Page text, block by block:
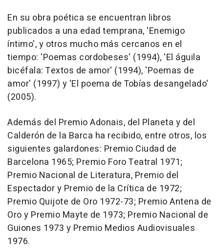
En su obra poética se encuentran libros
publicados a una edad temprana, 'Enemigo
íntimo', y otros mucho más cercanos en el
tiempo: 'Poemas cordobeses' (1994), 'El águila
bicéfala: Textos de amor' (1994), 'Poemas de
amor' (1997) y 'El poema de Tobías desangelado'
(2005).
Además del Premio Adonais, del Planeta y del
Calderón de la Barca ha recibido, entre otros, los
siguientes galardones: Premio Ciudad de
Barcelona 1965; Premio Foro Teatral 1971;
Premio Nacional de Literatura, Premio del
Espectador y Premio de la Crítica de 1972;
Premio Quijote de Oro 1972-73; Premio Antena de
Oro y Premio Mayte de 1973; Premio Nacional de
Guiones 1973 y Premio Medios Audiovisuales
1976.